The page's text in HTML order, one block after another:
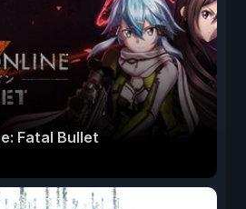
Fatal Bullet